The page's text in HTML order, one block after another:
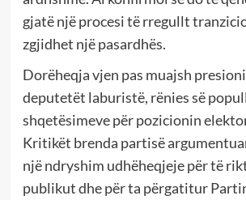
gjatë një procesi të rregullt
zgjidhet një pasardhës.
Dorëheqja vjen pas muajsh
deputetët laburistë, rënies së
shqetësimeve për pozicionin
Kritikët brenda partisë
një ndryshim udhëheqjeje për të
publikut dhe për ta përgatitur